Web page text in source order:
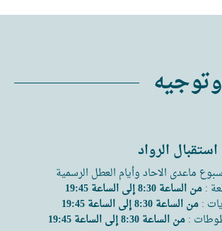
الرواد
ماعدى الاحاد وأيام العطل الرسمية
:من الساعة 8:30 إلى الساعة 19:45
:من الساعة 8:30 إلى الساعة 19:45
:من الساعة 8:30 إلى الساعة 19:45